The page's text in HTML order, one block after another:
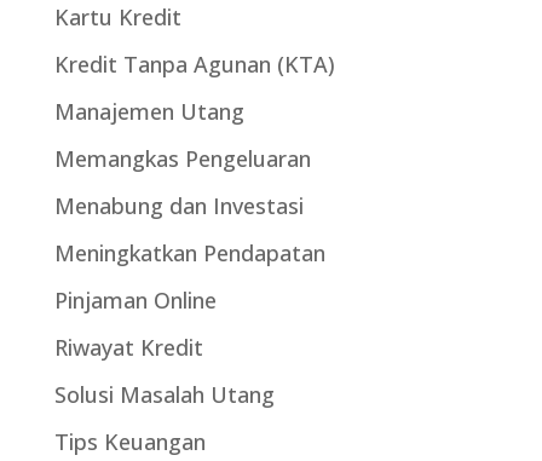
Kartu Kredit
Kredit Tanpa Agunan (KTA)
Manajemen Utang
Memangkas Pengeluaran
Menabung dan Investasi
Meningkatkan Pendapatan
Pinjaman Online
Riwayat Kredit
Solusi Masalah Utang
Tips Keuangan